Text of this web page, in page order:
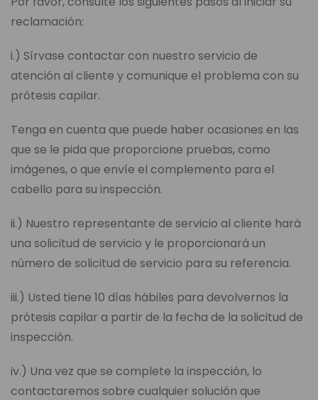
reclamación:
i.) Sírvase contactar con nuestro servicio de
atención al cliente y comunique el problema con su
prótesis capilar.
Tenga en cuenta que puede haber ocasiones en las
que se le pida que proporcione pruebas, como
imágenes, o que envíe el complemento para el
cabello para su inspección.
ii.) Nuestro representante de servicio al cliente hará
una solicitud de servicio y le proporcionará un
número de solicitud de servicio para su referencia.
iii.) Usted tiene 10 días hábiles para devolvernos la
prótesis capilar a partir de la fecha de la solicitud de
inspección.
iv.) Una vez que se complete la inspección, lo
contactaremos sobre cualquier solución que